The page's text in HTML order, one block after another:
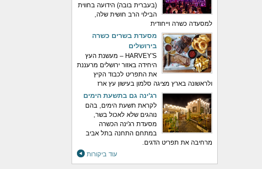
(בעברית בובה) הידועה בחווית
הבילוי הרב חושית שלה,
למסעדה כשרה וייחודית
מסעדת בשרים כשרה
בירושלים
HARVEY'S – מעשנת העץ
היחידה באזור ירושלים מרעננת
את התפריט לכבוד הקיץ
ולראשונה בארץ מציגה סלמון בעישון עץ ארז
רג'ינה גם בתשעת הימים
לקראת תשעת הימים, בהם
נוהגים שלא לאכול בשר,
מסעדת רג'ינה הכשרה
במתחם התחנה בתל אביב
מרחיבה את תפריט הדגים.
עוד ביקורות